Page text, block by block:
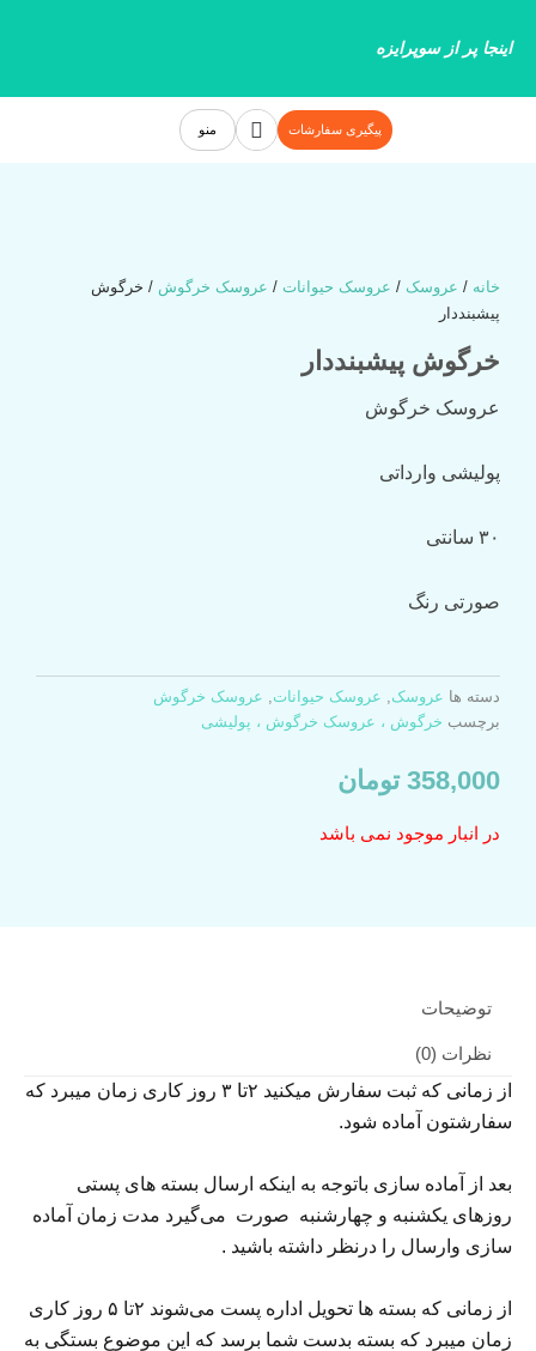
اینجا پر از سوپرایزه
پیگیری سفارشات جستجو
منو
خانه / عروسک‌ / عروسک حیوانات / عروسک خرگوش / خرگوش
پیشبنددار
خرگوش پیشبنددار
عروسک خرگوش
پولیشی وارداتی
۳۰ سانتی
صورتی رنگ
دسته ها عروسک‌, عروسک حیوانات, عروسک خرگوش
برچسب خرگوش ، عروسک خرگوش ، پولیشی
358,000 تومان
در انبار موجود نمی باشد
توضیحات
نظرات (0)
از زمانی که ثبت سفارش میکنید ۲تا ۳ روز کاری زمان میبرد که
سفارشتون آماده شود.
بعد از آماده سازی باتوجه به اینکه ارسال بسته های پستی
روزهای یکشنبه و چهارشنبه صورت می‌گیرد مدت زمان آماده
سازی و ارسال را درنظر داشته باشید .
از زمانی که بسته ها تحویل اداره پست می‌شوند ۲تا ۵ روز کاری
زمان میبرد که بسته بدست شما برسد که این موضوع بستگی به